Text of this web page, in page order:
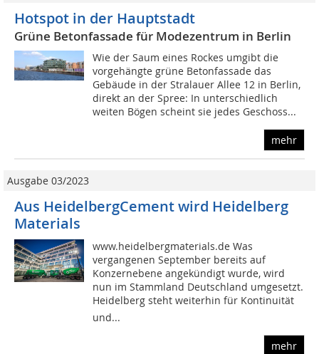
Hotspot in der Hauptstadt
Grüne Betonfassade für Modezentrum in Berlin
Wie der Saum eines Rockes umgibt die
vorgehängte grüne Betonfassade das
Gebäude in der Stralauer Allee 12 in Berlin,
direkt an der Spree: In unterschiedlich
weiten Bögen scheint sie jedes Geschoss...
mehr
Ausgabe 03/2023
Aus HeidelbergCement wird Heidelberg
Materials
www.heidelbergmaterials.de Was
vergangenen September bereits auf
Konzernebene angekündigt wurde, wird
nun im Stammland Deutschland umgesetzt.
Heidelberg steht weiterhin für Kontinuität
und...
mehr